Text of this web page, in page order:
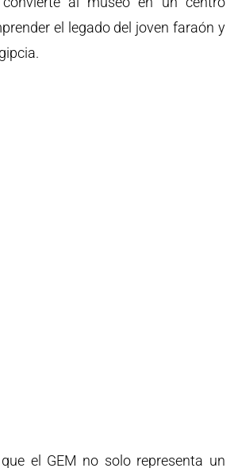
el legado del joven faraón y
el GEM no solo representa un